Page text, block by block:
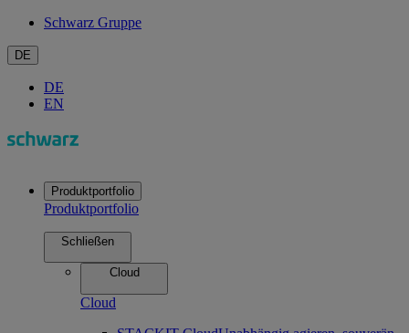
Schwarz Gruppe
DE
DE
EN
Produktportfolio
Produktportfolio
Schließen
Cloud
Cloud